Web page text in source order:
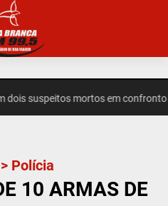
suspeitos mortos em confronto
> Polícia
10 ARMAS DE